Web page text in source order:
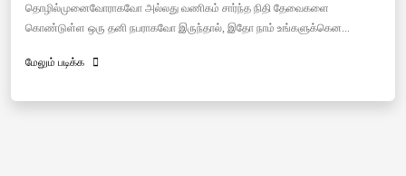
தொழில்முனைவோராகவோ அல்லது வணிகம் சார்ந்த நிதி தேவைகளை
கொண்டுள்ள ஒரு தனி நபராகவோ இருந்தால், இதோ நாம் உங்களுக்கென...
மேலும் படிக்க